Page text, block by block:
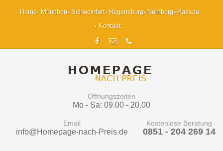
Home München Schweinfurt Regensburg Nürnberg
Passau
Kontakt
Öffnungszeiten
Mo - Sa: 09.00 - 20.00
Email
info@Homepage-nach-Preis.de
Kostenlose Beratung
0851 - 204 269 14